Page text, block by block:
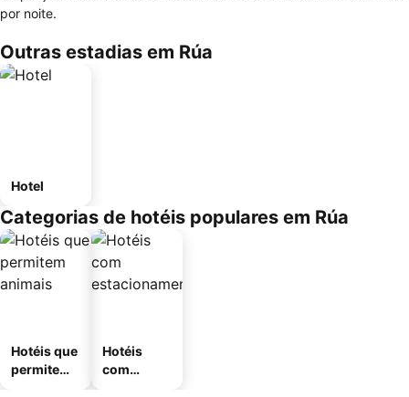
por noite.
Outras estadias em Rúa
Hotel
Categorias de hotéis populares em Rúa
Hotéis que
permitem
Hotéis
com